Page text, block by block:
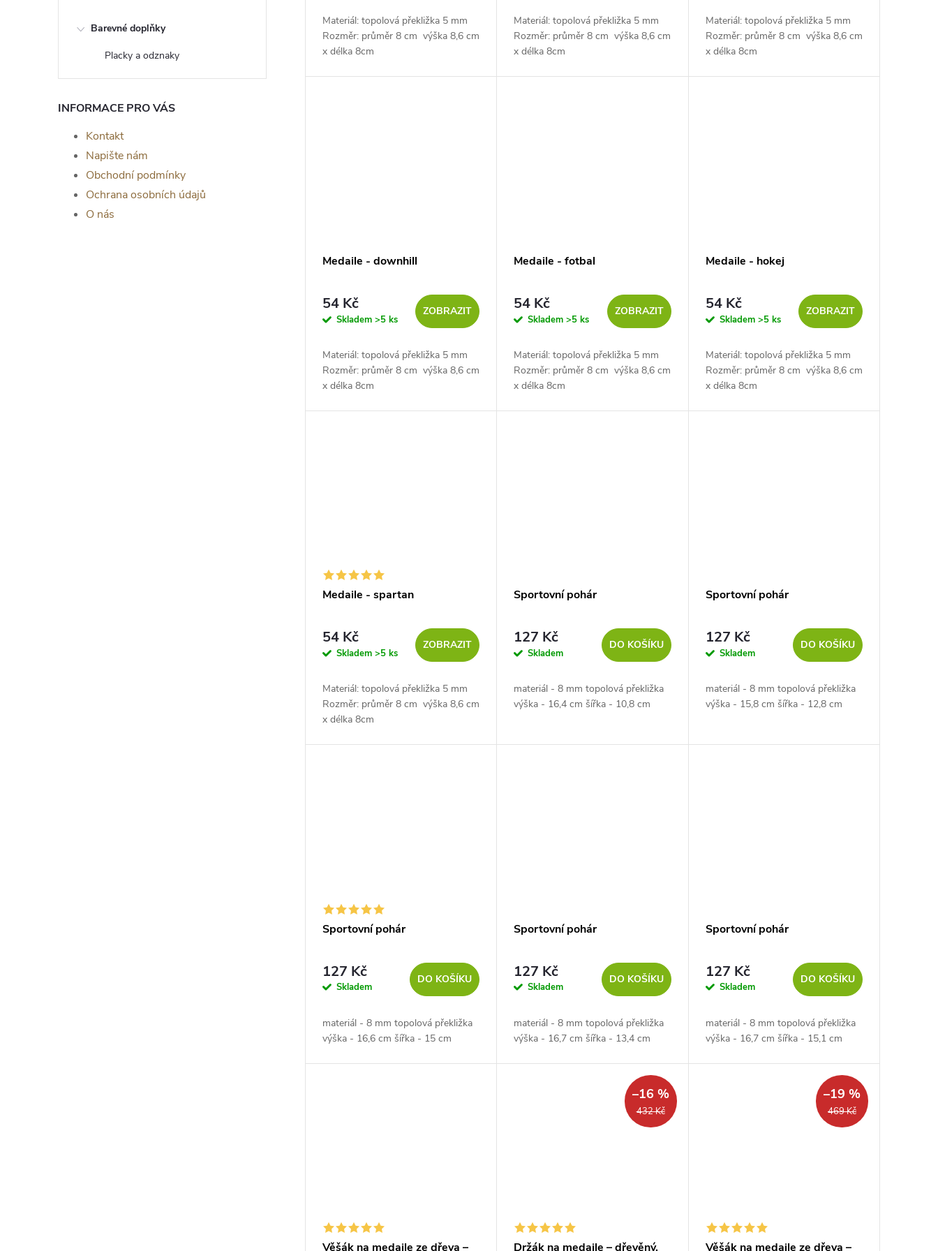
Barevné doplňky
Placky a odznaky
INFORMACE PRO VÁS
Kontakt
Napište nám
Obchodní podmínky
Ochrana osobních údajů
O nás
ů
u
Materiál: topolová překližka 5 mm
Rozměr: průměr 8 cm výška 8,6 cm
x délka 8cm
Materiál: topolová překližka 5 mm
Rozměr: průměr 8 cm výška 8,6 cm
x délka 8cm
Materiál: topolová překližka 5 mm
Rozměr: průměr 8 cm výška 8,6 cm
x délka 8cm
Medaile - downhill
54 Kč
Skladem >5 ks
ZOBRAZIT
Materiál: topolová překližka 5 mm
Rozměr: průměr 8 cm výška 8,6 cm
x délka 8cm
Medaile - fotbal
54 Kč
Skladem>5 ks
ZOBRAZIT
Materiál: topolová překližka 5 mm
Rozměr: průměr 8 cm výška 8,6 cm
x délka 8cm
Medaile - hokej
54 Kč
Skladem >5 ks
ZOBRAZIT
Materiál: topolová překližka 5 mm
Rozměr: průměr 8 cm výška 8,6 cm
x délka 8cm
Medaile - spartan
54 Kč
Skladem >5 ks
ZOBRAZIT
Materiál: topolová překližka 5 mm
Rozměr: průměr 8 cm výška 8,6 cm
x délka 8cm
Sportovní pohár
127 Kč
Skladem
DO KOŠÍKU
materiál - 8 mm topolová překližka
výška - 16,4 cm šířka - 10,8 cm
Sportovní pohár
127 Kč
Skladem
DO KOŠÍKU
materiál - 8 mm topolová překližka
výška - 15,8 cm šířka - 12,8 cm
Sportovní pohár
127 Kč
Skladem
DO KOŠÍKU
materiál - 8 mm topolová překližka
výška - 16,6 cm šířka - 15 cm
Sportovní pohár
127 Kč
Skladem
DO KOŠÍKU
materiál - 8 mm topolová překližka
výška - 16,7 cm šířka - 13,4 cm
Sportovní pohár
127 Kč
Skladem
DO KOŠÍKU
materiál - 8 mm topolová překližka
výška - 16,7 cm šířka - 15,1 cm
Věšák na medaile ze dřeva –
432 Kč
–16 %
Držák na medaile – dřevěný,
469 Kč
–19 %
Věšák na medaile ze dřeva –